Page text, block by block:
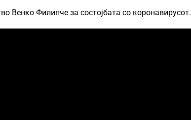
Венко Филипче за состојбата со коронавирусот.